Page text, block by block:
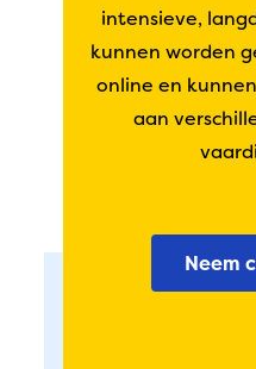
intensieve,
kunnen worden
online en
aan
Neem